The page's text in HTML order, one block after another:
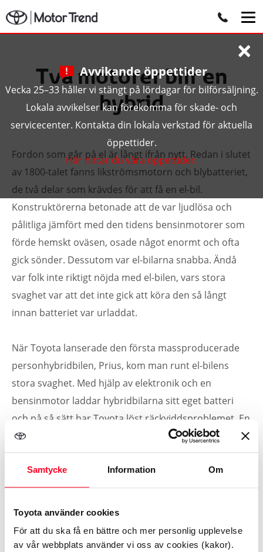
Samtycke Information Om
Toyota använder cookies
För att du ska få en bättre och mer personlig upplevelse
av vår webbplats använder vi oss av cookies (kakor).
Avvikande öppettider
Vecka 25–33 håller vi stängt på lördagar för bilförsäljning.
Lokala avvikelser kan förekomma för skade- och
servicecenter. Kontakta din lokala verkstad för aktuella
öppettider.
Här hittar du våra öppettider.
×
Två motorer blir en
hybrid
Fordon som går på el är långt ifrån nytt. Redan i slutet
av 1800-talet fanns likströmsmotorn och blybatteriet,
de två delar som krävdes för att få en el-bil.
Konstruktörerna betonade att de var ljudlösa och
pålitliga jämfört med den tidens bensinmotorer som
förde hemskt oväsen, osade något enormt och ofta
gick sönder. Dessutom var el-bilarna snabba. Ändå
var folk inte riktigt nöjda med el-bilen, vars stora
svaghet var att det inte gick att köra den så långt
innan batteriet var urladdat.
När Toyota lanserade den första massproducerade
personhybridbilen, Prius, kom man runt el-bilens
stora svaghet. Med hjälp av elektronik och en
bensinmotor laddar hybridbilarna sitt eget batteri
och på så sätt har Toyota löst räckviddsproblemet. En
hybridbil är precis som en vanlig bil – fast annorlunda.
Det är som att köra vilken bil som helst med
automatlåda men tittar man under skalet är
hybridbilen högteknologisk.
I stadskörning upp till 45 kilometer i timmen, en
normal fart i en stad, så drivs Toyotas hybridbilar ofta